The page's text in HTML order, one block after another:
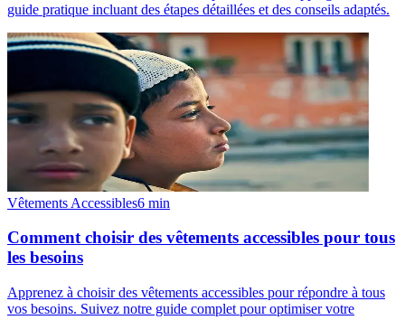
guide pratique incluant des étapes détaillées et des conseils adaptés.
Vêtements Accessibles6 min
Comment choisir des vêtements accessibles pour tous
les besoins
Apprenez à choisir des vêtements accessibles pour répondre à tous
vos besoins. Suivez notre guide complet pour optimiser votre